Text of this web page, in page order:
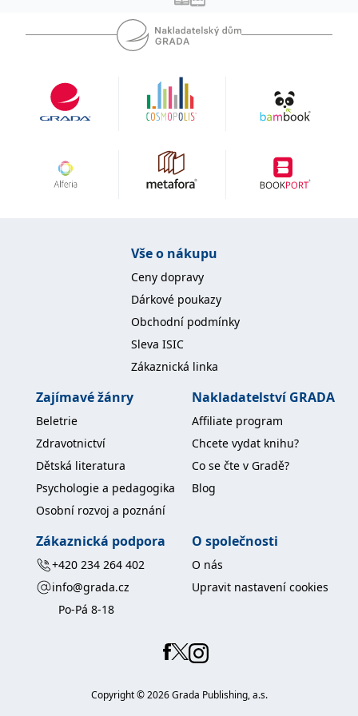
Vše o nákupu
Ceny dopravy
Dárkové poukazy
Obchodní podmínky
Sleva ISIC
Zákaznická linka
Zajímavé žánry
Beletrie
Zdravotnictví
Dětská literatura
Psychologie a pedagogika
Osobní rozvoj a poznání
Nakladatelství GRADA
Affiliate program
Chcete vydat knihu?
Co se čte v Gradě?
Blog
Zákaznická podpora
+420 234 264 402
info@grada.cz
Po-Pá 8-18
O společnosti
O nás
Upravit nastavení cookies
Copyright ©2026Grada Publishing, a.s.